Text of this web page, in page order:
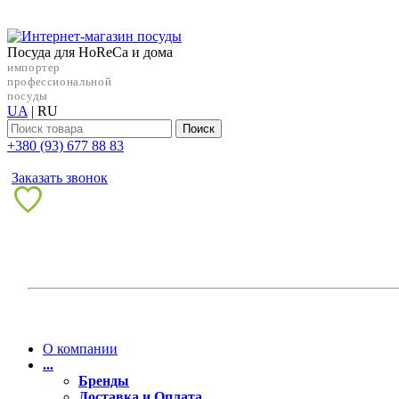
Посуда для HoReCa и дома
импортер
профессиональной
посуды
UA | RU
Поиск
+38‎0 (93) 677 88 83
Заказать звонок
О компании
...
Бренды